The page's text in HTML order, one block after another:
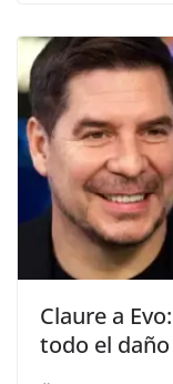
Claure a
todo el